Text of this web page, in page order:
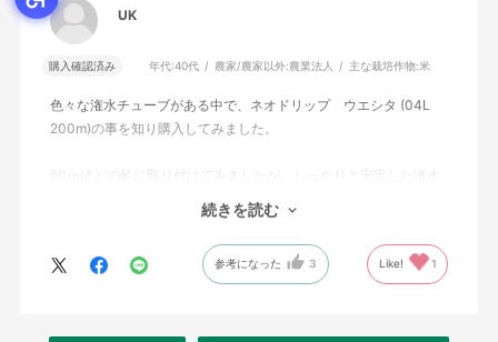
UK
購入確認済み 年代:40代 農家/農家以外:農業法人 主な栽培作物:米
色々な潅水チューブがある中で、ネオドリップ ウエシタ (04L
200m)の事を知り購入してみました。
60ｍほどの畝に取り付けてみましたが、しっかりと安定した潅水
値段も高すぎず満足しています。
続きを読む
参考になった 3 Like! 1